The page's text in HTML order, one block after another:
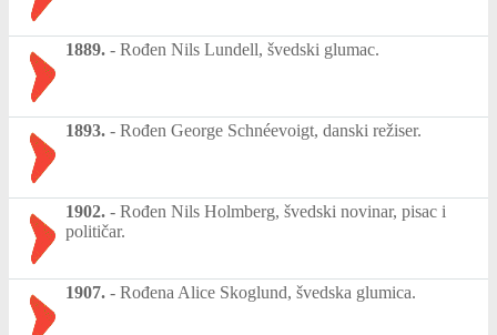
1889. - Rođen Nils Lundell, švedski glumac.
1893. - Rođen George Schnéevoigt, danski režiser.
1902. - Rođen Nils Holmberg, švedski novinar, pisac i
političar.
1907. - Rođena Alice Skoglund, švedska glumica.